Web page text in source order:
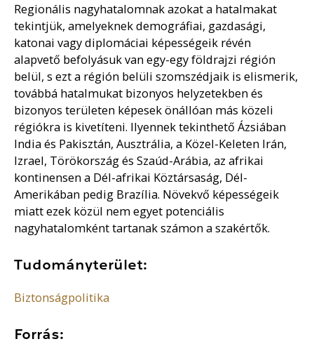
Regionális nagyhatalomnak azokat a hatalmakat
tekintjük, amelyeknek demográfiai, gazdasági,
katonai vagy diplomáciai képességeik révén
alapvető befolyásuk van egy-egy földrajzi régión
belül, s ezt a régión belüli szomszédjaik is elismerik,
továbbá hatalmukat bizonyos helyzetekben és
bizonyos területen képesek önállóan más közeli
régiókra is kivetíteni. Ilyennek tekinthető Ázsiában
India és Pakisztán, Ausztrália, a Közel-Keleten Irán,
Izrael, Törökország és Szaúd-Arábia, az afrikai
kontinensen a Dél-afrikai Köztársaság, Dél-
Amerikában pedig Brazília. Növekvő képességeik
miatt ezek közül nem egyet potenciális
nagyhatalomként tartanak számon a szakértők.
Tudományterület:
Biztonságpolitika
Forrás: